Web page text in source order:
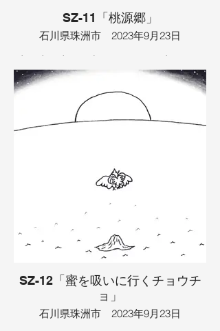
直してくれていて、喜んだおじさんは太
鼓を叩きましたが、結局バイクも彼女も
友達に盗られてしまいました。
イラスト：TAMAYA
SZ-11「桃源郷」
石川県珠洲市 2023年9月23日
山の上に半月が出ていました。山にはチ
ョウチョがいて、お花畑を探していまし
たが、やってきた鳥に食べられてしまい
ました。それを見つけて、猟師さんが出
てきて、定規で魚の形を描きました。そ
れは、お月様に照らされて魚が食べたく
なったからでした。そこで、猟師さんは
が、すぐチョウチョと一緒に吐き出して
しまいました。そこで、猟師は家に帰る
てあって、猟師さんは月を見ながらお酒
を飲みました。猟師さんはベロベロに酔
っ払ってしまったので、そのまま寝た
ら、夢にチョウチョが出てきました。す
るとまた鳥が出てきて、チョウチョは食
べられてしまいました。鳥がくしゃみを
すると、チョウチョは別の山の川に飛ん
でいき、流されてしまいました。流され
たその先には、桃源郷のような素晴らし
い世界が見つかりました。
SZ-12「蜜を吸いに行くチョウチ
ョ」
石川県珠洲市 2023年9月23日